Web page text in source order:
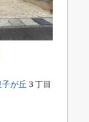
子が丘 ３丁目